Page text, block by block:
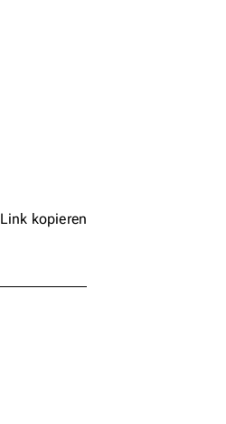
Link kopieren